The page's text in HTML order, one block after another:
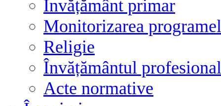
Învățământ primar
Monitorizarea
Religie
Învățământul
Acte normative